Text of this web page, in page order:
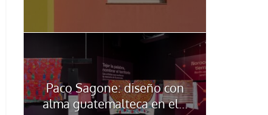
Paco Sagone: diseño con
alma guatemalteca en el...